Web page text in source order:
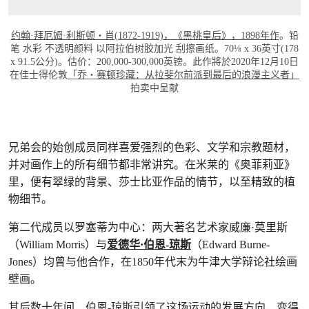
约翰·拜厄姆·利斯顿‧肖(1872-1919)，《黑桃皇后》，1898年作。铅
笔 水彩 不透明颜料 以阿拉伯树胶加光 刮擦画纸。70⅛ x 36英寸(178
x 91.5公分)。估价：200,000-300,000英镑。此作將於2020年12月10日
在佳士得伦敦 「乔・赛顿珍藏：从拉斐尔前派到最后的浪漫主义者」
拍卖中呈献
兄弟会的始创成员同样喜爱强烈的色彩、文学和宗教题材，
并对画作上的所有细节都非常讲究。在米莱的《奥菲莉亚》
里，便有翠绿的背景、莎士比亚作品的情节，以至精致的植
物细节。
第二代成员以罗塞蒂为中心：两大著名艺术家威廉·莫里斯
（William Morris）与爱德华·伯恩-琼斯 （Edward Burne-
Jones）均曾与他合作，在1850年代末为牛津大学辩论社绘画
壁画。